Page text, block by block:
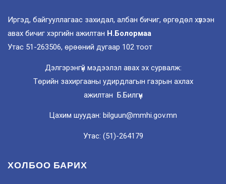
Иргэд, байгууллагаас захидал, албан бичиг, өргөдөл хүлээн
авах бичиг хэргийн ажилтан Н.Болормаа
Утас 51-263506, өрөөний дугаар 102 тоот
Дэлгэрэнгүй мэдээлэл авах эх сурвалж:
Төрийн захиргааны удирдлагын газрын ахлах
ажилтан Б.Билгүүн
Цахим шуудан: bilguun@mmhi.gov.mn
Утас: (51)-264179
ХОЛБОО БАРИХ